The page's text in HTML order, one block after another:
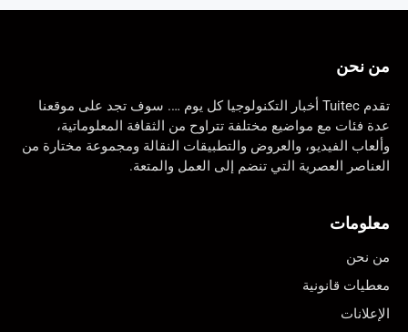
من نحن
تقدم Tuitec أخبار التكنولوجيا كل يوم …. سوف تجد على موقعنا
عدة فئات مع مواضيع مختلفة تتراوح من الثقافة المعلوماتية،
وألعاب الفيديو، والعروض والتطبيقات النقالة ومجموعة مختارة من
العناصر العصرية التي تنضم إلى العمل والمتعة.
معلومات
من نحن
معطيات قانونية
الإعلانات